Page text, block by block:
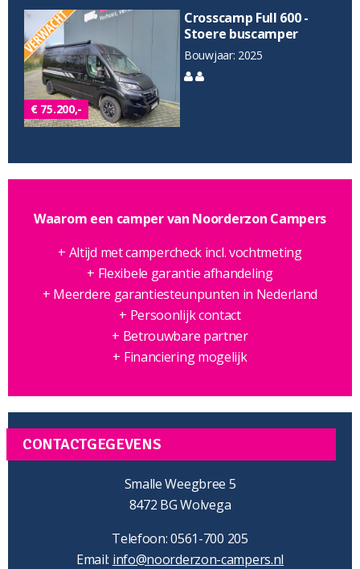
€ 75.200,-
Crosscamp Full 600 -
Stoere buscamper
Bouwjaar: 2025
Waarom een camper van Noorderzon Campers
+ Altijd met campercheck incl. vochtmeting
+ Flexibele garantie afhandeling
+ Meerdere garantiesteunpunten in Nederland
+ Persoonlijk contact
+ Betrouwbare partner
+ Financiering mogelijk
CONTACTGEGEVENS
Smalle Weegbree 5
8472 BG Wolvega
Telefoon: 0561-700 205
Email: info@noorderzon-campers.nl